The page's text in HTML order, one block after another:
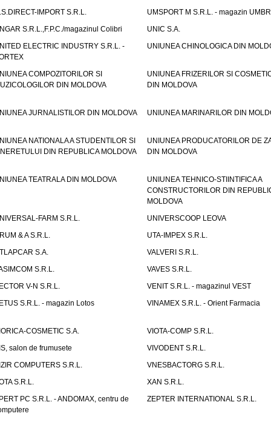
IMPORT S.R.L.
UMSPORT M S.R.L. - magazin
S.R.L.,F.P.C./magazinul Colibri
UNIC S.A.
ELECTRIC INDUSTRY S.R.L. -
UNIUNEA CHINOLOGICA DIN
COMPOZITORILOR SI
DIN MOLDOVA
UNIUNEA FRIZERILOR SI
DIN MOLDOVA
JURNALISTILOR DIN MOLDOVA UNIUNEA MARINARILOR DIN
NATIONALA A STUDENTILOR SI
DIN REPUBLICA MOLDOVA
UNIUNEA PRODUCATORILOR DE
DIN MOLDOVA
TEATRALA DIN MOLDOVA
UNIUNEA TEHNICO-STIINTIFICA A
CONSTRUCTORILOR DIN
MOLDOVA
FARM S.R.L.
UNIVERSCOOP LEOVA
& A S.R.L.
UTA-IMPEX S.R.L.
S.A.
VALVERI S.R.L.
S.R.L.
VAVES S.R.L.
V-N S.R.L.
VENIT S.R.L. - magazinul VEST
S.R.L. - magazin Lotos
VINAMEX S.R.L. - Orient Farmacia
COSMETIC S.A.
VIOTA-COMP S.R.L.
salon de frumusete
VIVODENT S.R.L.
COMPUTERS S.R.L.
VNESBACTORG S.R.L.
S.R.L.
XAN S.R.L.
PC S.R.L. - ANDOMAX, centru de
ZEPTER INTERNATIONAL S.R.L.